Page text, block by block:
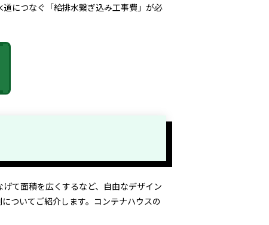
につなぐ「給排水繋ぎ込み工事費」が必
て面積を広くするなど、自由なデザイン
ついてご紹介します。コンテナハウスの